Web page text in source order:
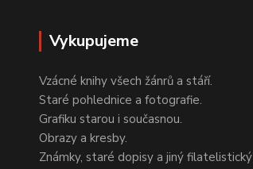
Vykupujeme
Vzácné knihy všech žánrů a stáří.
Staré pohlednice a fotografie.
Grafiku starou i současnou.
Obrazy a kresby.
Známky, staré dopisy a jiný filatelistický